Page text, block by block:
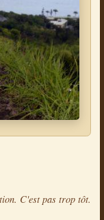
C'est pas trop tôt.